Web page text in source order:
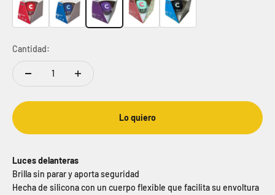
Cantidad:
Lo quiero
Luces delanteras
Brilla sin parar y aporta seguridad
Hecha de silicona con un cuerpo flexible que facilita su envoltura